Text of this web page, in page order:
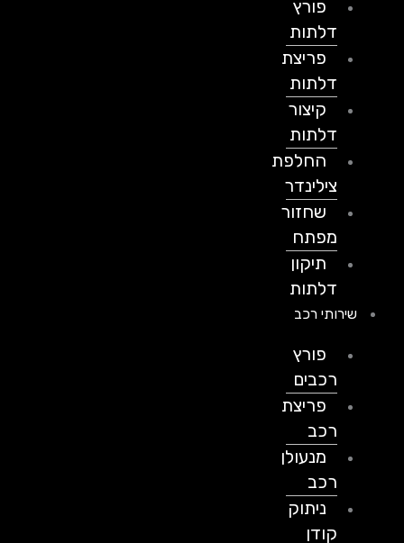
פורץ
דלתות
פריצת
דלתות
קיצור
דלתות
החלפת
צילינדר
שחזור
מפתח
תיקון
דלתות
שירותי רכב
פורץ
רכבים
פריצת
מנעולן
ניתוק